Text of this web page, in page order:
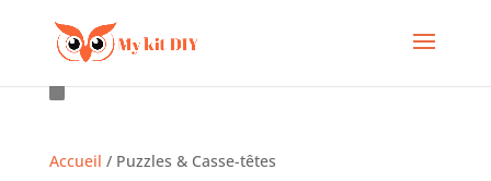
Accueil / Puzzles & Casse-têtes